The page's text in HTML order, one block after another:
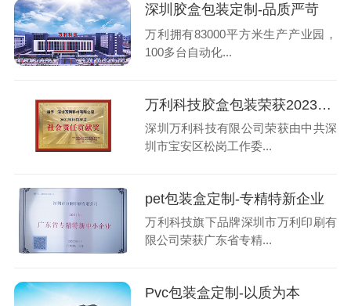
深圳胶盒包装定制-品质严苛
万利拥有83000平方米生产产业园，
100多台自动化...
万利科技胶盒包装荣获2023年深圳企业社会责任贡献奖
深圳万利科技有限公司荣获由中共深
圳市宝安区松岗工作委...
pet包装盒定制-专精特新企业
万利科技旗下品牌深圳市万利印刷有
限公司荣获广东省专精...
Pvc包装盒定制-以质为本